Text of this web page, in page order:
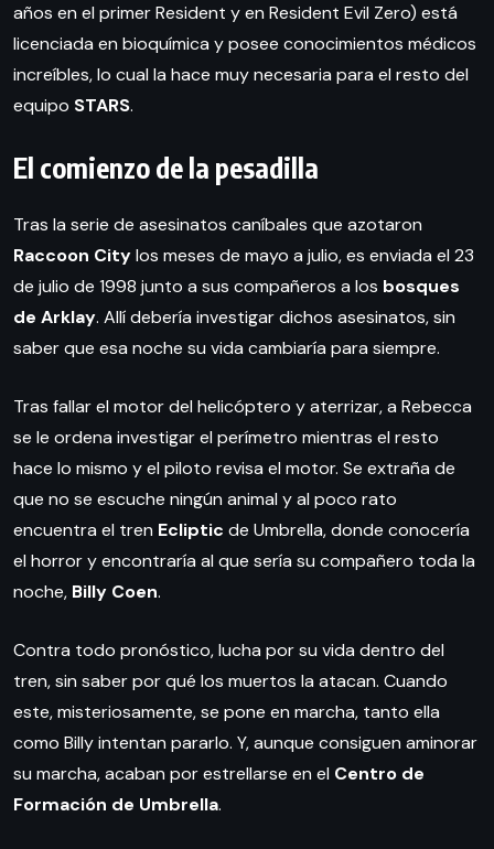
años en el primer Resident y en Resident Evil Zero) está
licenciada en bioquímica y posee conocimientos médicos
increíbles, lo cual la hace muy necesaria para el resto del
equipo STARS.
El comienzo de la pesadilla
Tras la serie de asesinatos caníbales que azotaron
Raccoon Citylos meses de mayo a julio, es enviada el 23
de julio de 1998 junto a sus compañeros a los bosques
de Arklay. Allí debería investigar dichos asesinatos, sin
saber que esa noche su vida cambiaría para siempre.
Tras fallar el motor del helicóptero y aterrizar, a Rebecca
se le ordena investigar el perímetro mientras el resto
hace lo mismo y el piloto revisa el motor. Se extraña de
que no se escuche ningún animal y al poco rato
encuentra el tren Ecliptic de Umbrella, donde conocería
el horror y encontraría al que sería su compañero toda la
noche, Billy Coen.
Contra todo pronóstico, lucha por su vida dentro del
tren, sin saber por qué los muertos la atacan. Cuando
este, misteriosamente, se pone en marcha, tanto ella
como Billy intentan pararlo. Y, aunque consiguen aminorar
su marcha, acaban por estrellarse en el Centro de
Formación de Umbrella.